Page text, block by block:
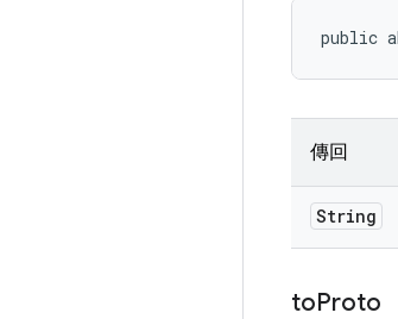
public
傳回
String
toProto